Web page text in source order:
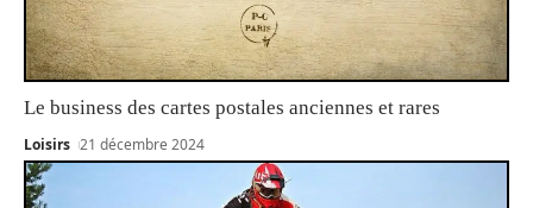
Le business des cartes postales anciennes et rares
Loisirs 21 décembre 2024